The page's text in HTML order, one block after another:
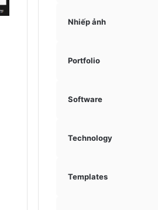
Nhiếp ảnh
Portfolio
Software
Technology
Templates